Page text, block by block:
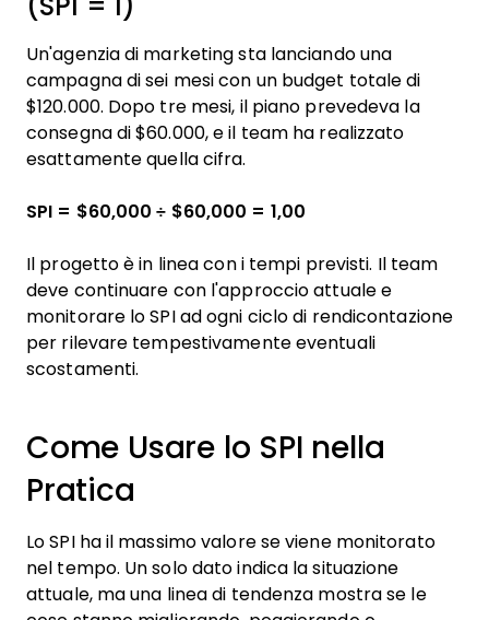
(SPI = 1)
Un'agenzia di marketing sta lanciando una
campagna di sei mesi con un budget totale di
$120.000. Dopo tre mesi, il piano prevedeva la
consegna di $60.000, e il team ha realizzato
esattamente quella cifra.
SPI = $60,000 ÷ $60,000 = 1,00
Il progetto è in linea con i tempi previsti. Il team
deve continuare con l'approccio attuale e
monitorare lo SPI ad ogni ciclo di rendicontazione
per rilevare tempestivamente eventuali
scostamenti.
Come Usare lo SPI nella
Pratica
Lo SPI ha il massimo valore se viene monitorato
nel tempo. Un solo dato indica la situazione
attuale, ma una linea di tendenza mostra se le